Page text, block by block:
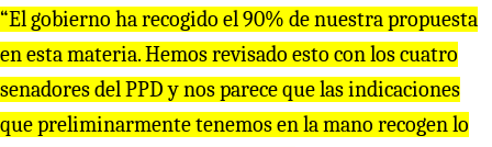
“El gobierno ha recogido el 90% de nuestra propuesta
en esta materia. Hemos revisado esto con los cuatro
senadores del PPD y nos parece que las indicaciones
que preliminarmente tenemos en la mano recogen lo